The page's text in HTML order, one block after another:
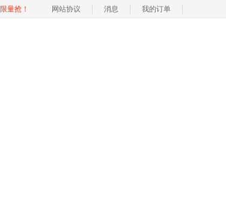
量抢！ 网站协议 消息 我的订单